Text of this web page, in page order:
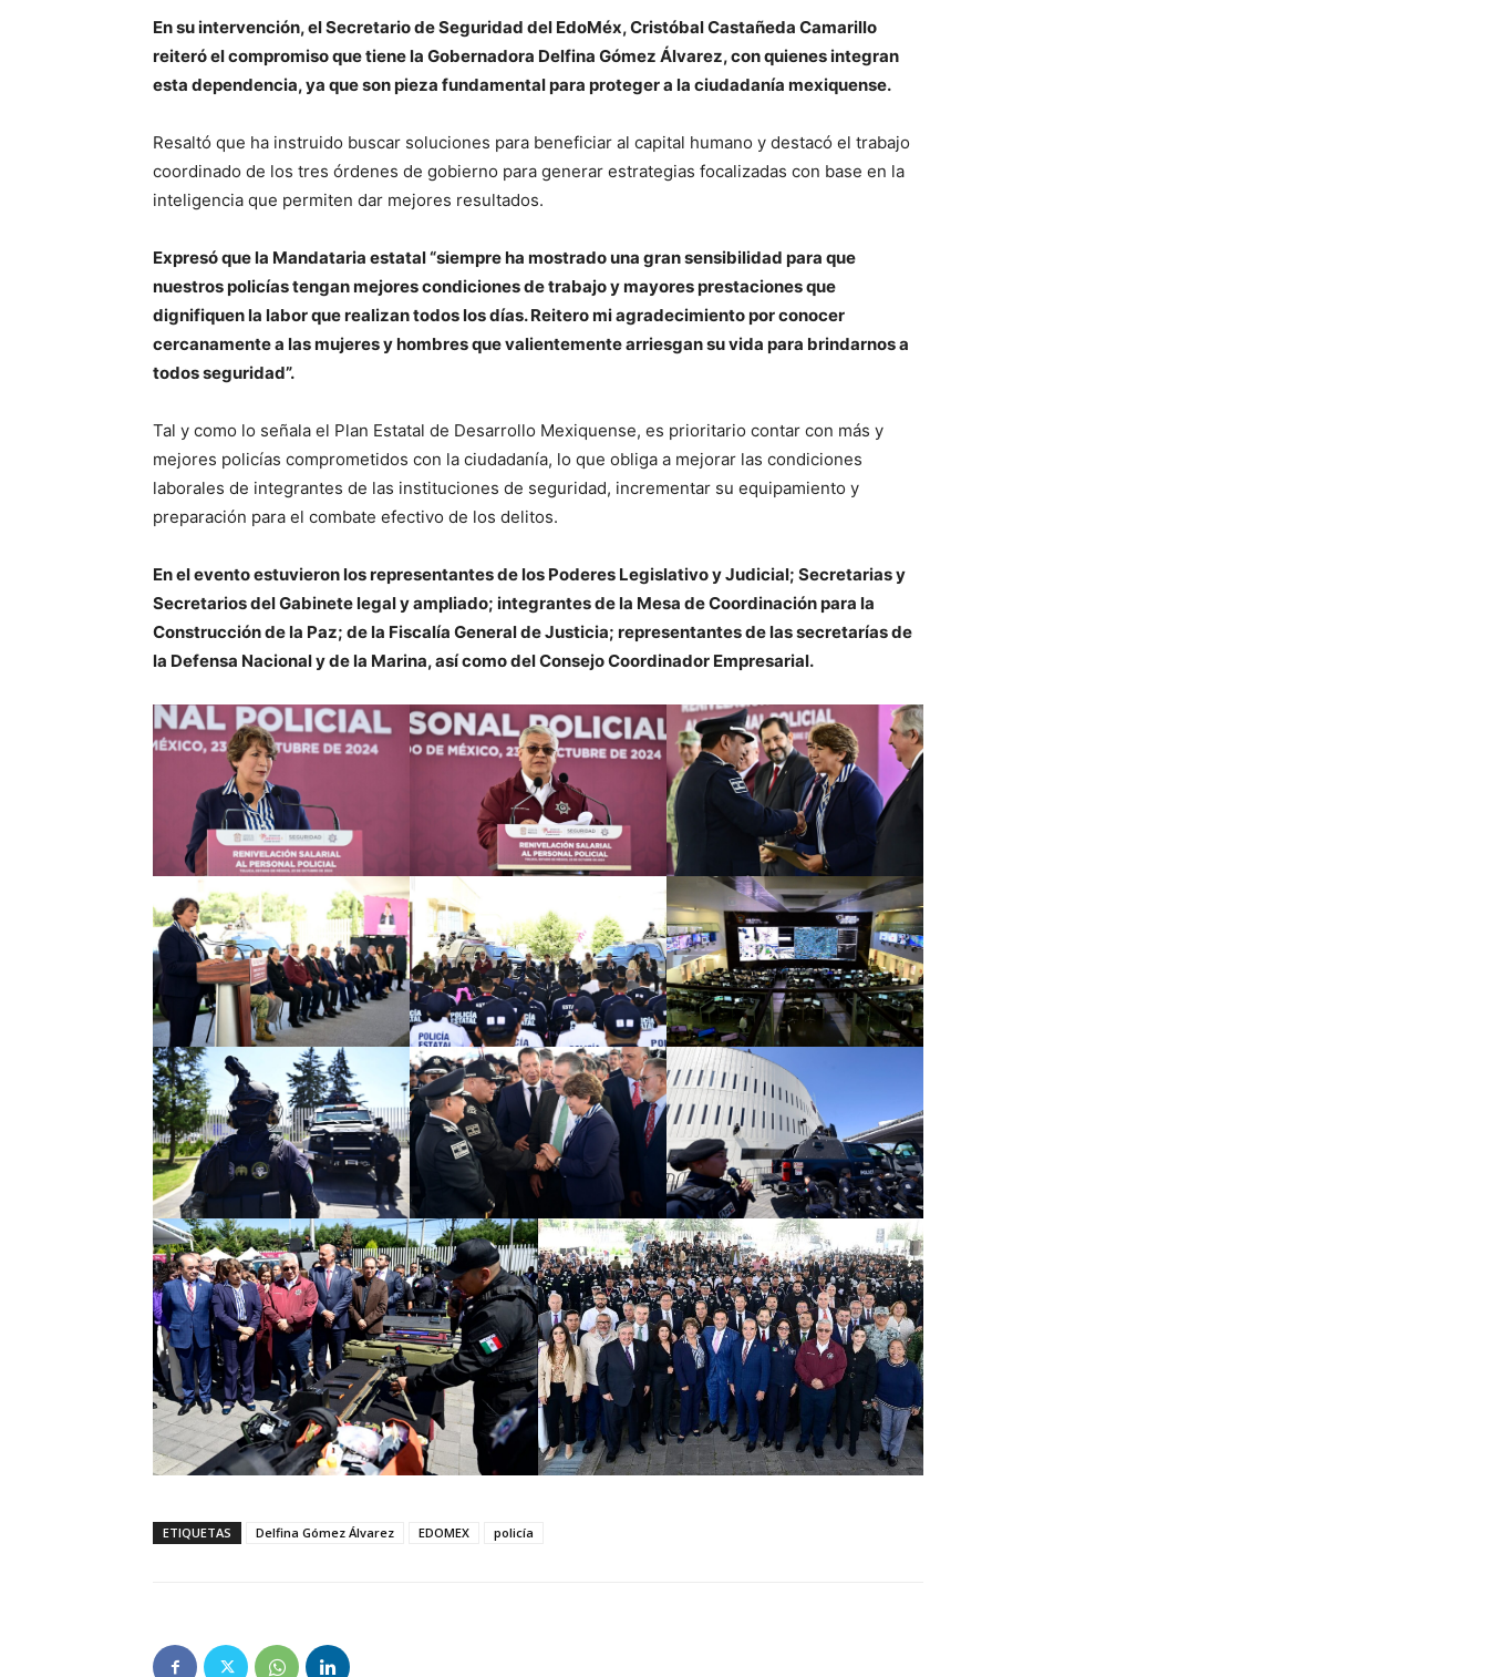
En su intervención, el Secretario de Seguridad del EdoMéx, Cristóbal Castañeda Camarillo
reiteró el compromiso que tiene la Gobernadora Delfina Gómez Álvarez, con quienes integran
esta dependencia, ya que son pieza fundamental para proteger a la ciudadanía mexiquense.
Resaltó que ha instruido buscar soluciones para beneficiar al capital humano y destacó el trabajo
coordinado de los tres órdenes de gobierno para generar estrategias focalizadas con base en la
inteligencia que permiten dar mejores resultados.
Expresó que la Mandataria estatal “siempre ha mostrado una gran sensibilidad para que
nuestros policías tengan mejores condiciones de trabajo y mayores prestaciones que
dignifiquen la labor que realizan todos los días. Reitero mi agradecimiento por conocer
cercanamente a las mujeres y hombres que valientemente arriesgan su vida para brindarnos a
todos seguridad”.
Tal y como lo señala el Plan Estatal de Desarrollo Mexiquense, es prioritario contar con más y
mejores policías comprometidos con la ciudadanía, lo que obliga a mejorar las condiciones
laborales de integrantes de las instituciones de seguridad, incrementar su equipamiento y
preparación para el combate efectivo de los delitos.
En el evento estuvieron los representantes de los Poderes Legislativo y Judicial; Secretarias y
Secretarios del Gabinete legal y ampliado; integrantes de la Mesa de Coordinación para la
Construcción de la Paz; de la Fiscalía General de Justicia; representantes de las secretarías de
la Defensa Nacional y de la Marina, así como del Consejo Coordinador Empresarial.
ETIQUETAS Delfina Gómez Álvarez EDOMEX policía